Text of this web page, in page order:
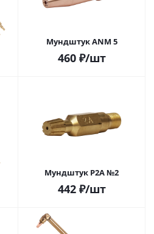
Мундштук ANM 5
460₽/шт
Мундштук Р2А №2
442₽/шт